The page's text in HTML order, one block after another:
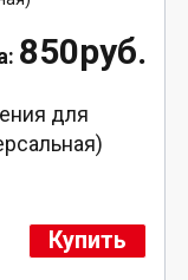
850руб.
для
Купить